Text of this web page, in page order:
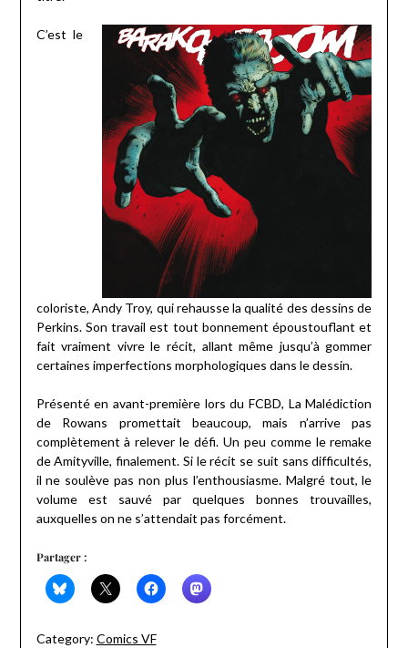
C’est le
coloriste, Andy Troy, qui rehausse la qualité des dessins de
Perkins. Son travail est tout bonnement époustouflant et
fait vraiment vivre le récit, allant même jusqu’à gommer
certaines imperfections morphologiques dans le dessin.
Présenté en avant-première lors du FCBD, La Malédiction
de Rowans promettait beaucoup, mais n’arrive pas
complètement à relever le défi. Un peu comme le remake
de Amityville, finalement. Si le récit se suit sans difficultés,
il ne soulève pas non plus l’enthousiasme. Malgré tout, le
volume est sauvé par quelques bonnes trouvailles,
auxquelles on ne s’attendait pas forcément.
Partager :
Category: Comics VF